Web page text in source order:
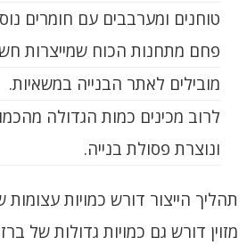
טוחנים ומערבבים עם חומרים
פחם מתחנות הכוח שמייצרות
מובילים לאתר הבנייה במשאיות.
לרוב מכינים כמות הגדולה
ונוצרת פסולת בנייה.
תהליך הייצור דורש כמויות עצומות
מזוין דורש גם כמויות גדולות של